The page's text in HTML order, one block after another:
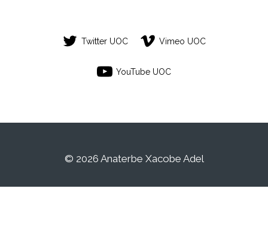
Twitter UOC Vimeo UOC
YouTube UOC
© 2026 Anaterbe Xacobe Adel